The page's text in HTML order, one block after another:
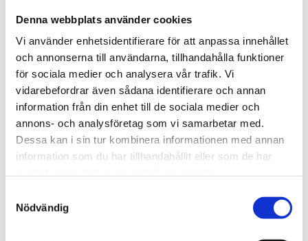
Denna webbplats använder cookies
Vi använder enhetsidentifierare för att anpassa innehållet
och annonserna till användarna, tillhandahålla funktioner
för sociala medier och analysera vår trafik. Vi
vidarebefordrar även sådana identifierare och annan
information från din enhet till de sociala medier och
annons- och analysföretag som vi samarbetar med.
Dessa kan i sin tur kombinera informationen med annan
information som du har tillhandahållit eller som de har
Nödvändig